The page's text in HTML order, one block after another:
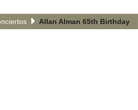
Allan Alman 65th Birthday